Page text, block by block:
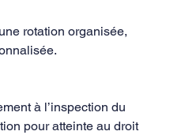
rotation organisée,
à l’inspection du
pour atteinte au droit